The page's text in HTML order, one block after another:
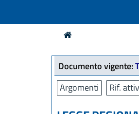
Documento vigente:
Argomenti
Rif.